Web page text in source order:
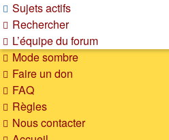
Sujets actifs
Rechercher
L’équipe du forum
Mode sombre
Faire un don
FAQ
Règles
Nous contacter